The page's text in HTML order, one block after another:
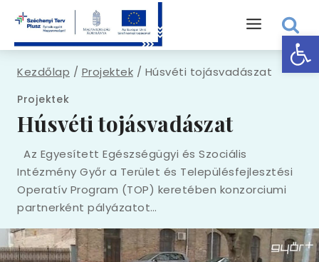
content
Kezdőlap / Projektek / Húsvéti tojásvadászat
Projektek
Húsvéti tojásvadászat
Az Egyesített Egészségügyi és Szociális
Intézmény Győr a Terület és Településfejlesztési
Operatív Program (TOP) keretében konzorciumi
partnerként pályázatot…